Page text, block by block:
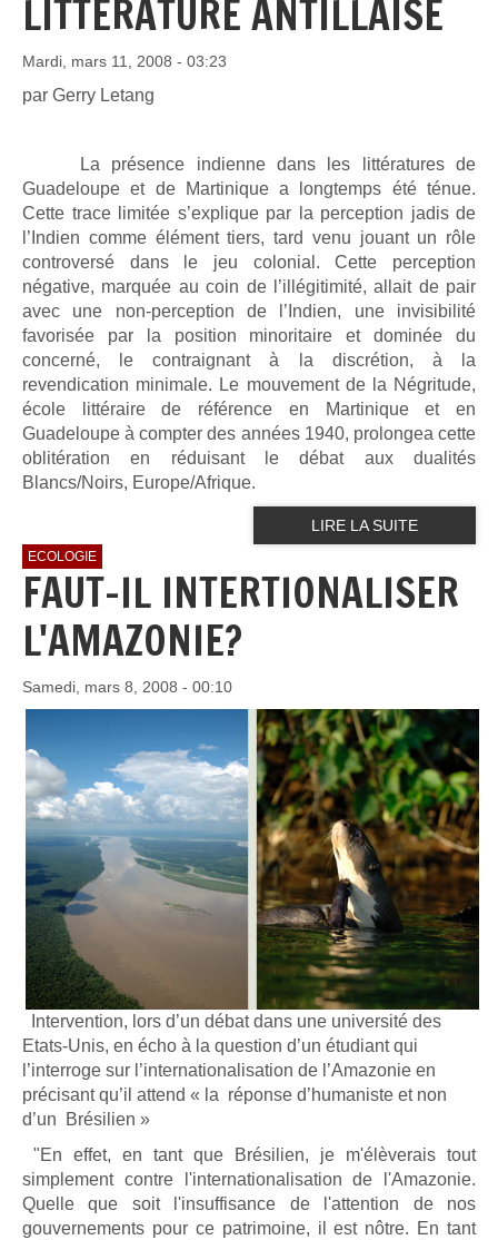
LITTÉRATURE ANTILLAISE
Mardi, mars 11, 2008 - 03:23
par Gerry Letang
La présence indienne dans les littératures de
Guadeloupe et de Martinique a longtemps été ténue.
Cette trace limitée s’explique par la perception jadis de
l’Indien comme élément tiers, tard venu jouant un rôle
controversé dans le jeu colonial. Cette perception
négative, marquée au coin de l’illégitimité, allait de pair
avec une non-perception de l’Indien, une invisibilité
favorisée par la position minoritaire et dominée du
concerné, le contraignant à la discrétion, à la
revendication minimale. Le mouvement de la Négritude,
école littéraire de référence en Martinique et en
Guadeloupe à compter des années 1940, prolongea cette
oblitération en réduisant le débat aux dualités
Blancs/Noirs, Europe/Afrique.
LIRE LA SUITE
ECOLOGIE
FAUT-IL INTERTIONALISER
L'AMAZONIE?
Samedi, mars 8, 2008 - 00:10
Intervention, lors d’un débat dans une université des
Etats-Unis, en écho à la question d’un étudiant qui
l’interroge sur l’internationalisation de l’Amazonie en
précisant qu’il attend « la réponse d’humaniste et non
d’un Brésilien »
"En effet, en tant que Brésilien, je m'élèverais tout
simplement contre l'internationalisation de l'Amazonie.
Quelle que soit l'insuffisance de l'attention de nos
gouvernements pour ce patrimoine, il est nôtre. En tant